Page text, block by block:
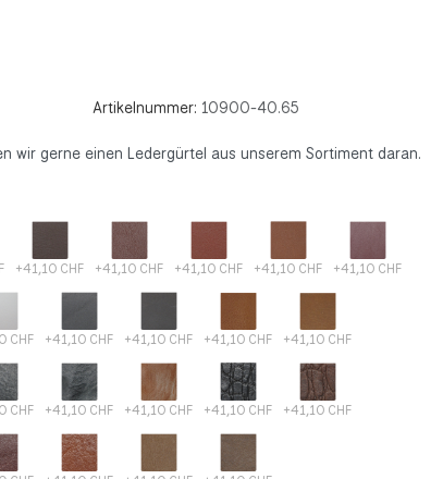
Artikelnummer: 10900-40.65
wir gerne einen Ledergürtel aus unserem Sortiment daran.
+41,10 CHF +41,10 CHF +41,10 CHF +41,10 CHF +41,10 CHF
CHF +41,10 CHF +41,10 CHF +41,10 CHF +41,10 CHF
CHF +41,10 CHF +41,10 CHF +41,10 CHF +41,10 CHF